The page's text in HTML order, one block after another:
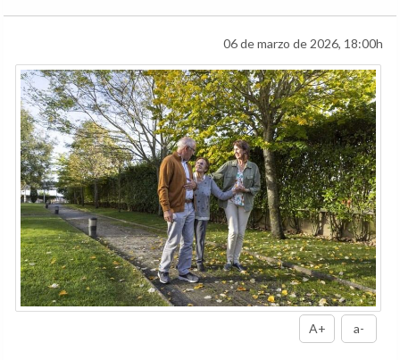
06 de marzo de 2026, 18:00h
A+ a-